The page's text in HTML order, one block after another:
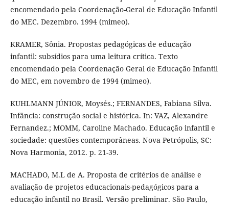
encomendado pela Coordenação-Geral de Educação Infantil
do MEC. Dezembro. 1994 (mimeo).
KRAMER, Sônia. Propostas pedagógicas de educação
infantil: subsídios para uma leitura crítica. Texto
encomendado pela Coordenação Geral de Educação Infantil
do MEC, em novembro de 1994 (mimeo).
KUHLMANN JÚNIOR, Moysés.; FERNANDES, Fabiana Silva.
Infância: construção social e histórica. In: VAZ, Alexandre
Fernandez.; MOMM, Caroline Machado. Educação infantil e
sociedade: questões contemporâneas. Nova Petrópolis, SC:
Nova Harmonia, 2012. p. 21-39.
MACHADO, M.L de A. Proposta de critérios de análise e
avaliação de projetos educacionais-pedagógicos para a
educação infantil no Brasil. Versão preliminar. São Paulo,